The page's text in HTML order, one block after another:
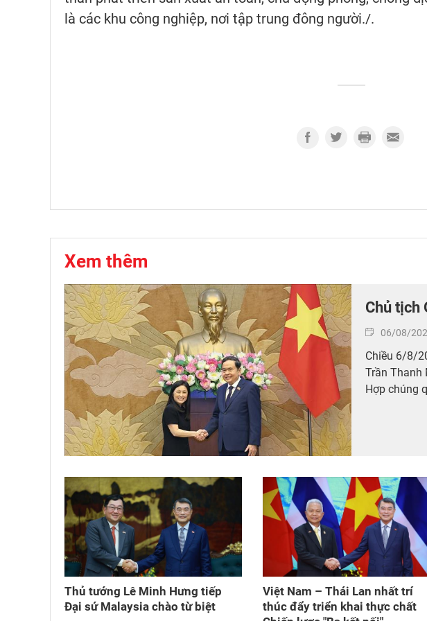
là các khu công nghiệp, nơi tập trung đông người./.
Xem thêm
Chủ tịch
06/08/
Chiều 6/8/
Trần Thanh
Hợp chúng
Thủ tướng Lê Minh Hưng tiếp
Đại sứ Malaysia chào từ biệt
Việt Nam – Thái Lan nhất trí
thúc đẩy triển khai thực chất